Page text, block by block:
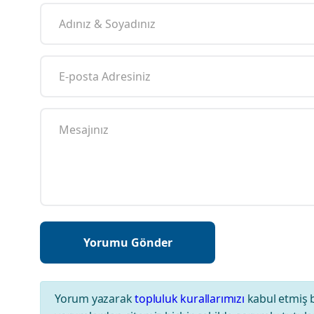
Yorum yazaraktopluluk kurallarımızı kabul etmiş